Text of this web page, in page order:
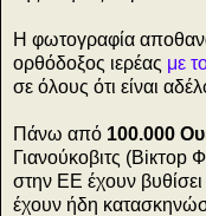
Η φωτογραφία
ορθόδοξος ιερέας με
σε όλους ότι είναι
Πάνω από 100.000
Γιανούκοβιτς
στην ΕΕ έχουν
έχουν ήδη